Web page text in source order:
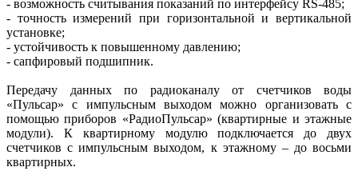
- возможность считывания показаний по интерфейсу RS-485;
- точность измерений при горизонтальной и вертикальной
установке;
- устойчивость к повышенному давлению;
- сапфировый подшипник.
Передачу данных по радиоканалу от счетчиков воды
«Пульсар» с импульсным выходом можно организовать с
помощью приборов «РадиоПульсар» (квартирные и этажные
модули). К квартирному модулю подключается до двух
счетчиков с импульсным выходом, к этажному – до восьми
квартирных.